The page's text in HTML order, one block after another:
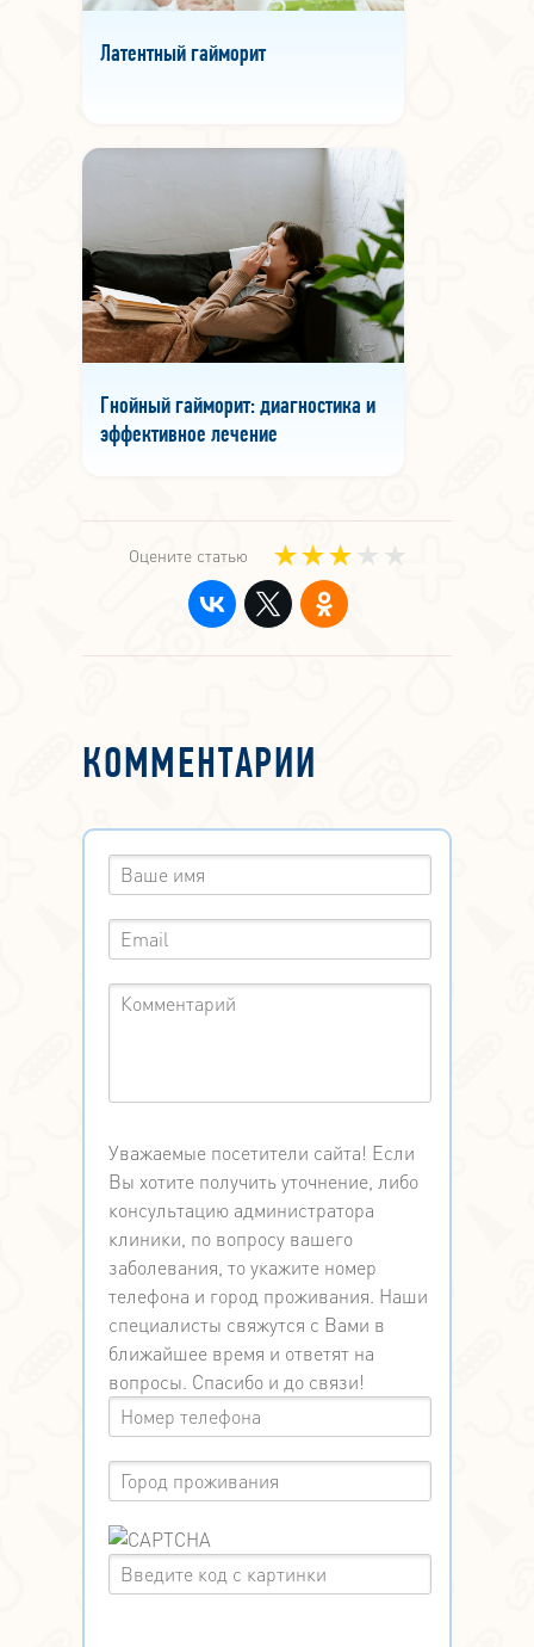
Латентный гайморит
Гнойный гайморит: диагностика и
эффективное лечение
Оцените статью
КОММЕНТАРИИ
Уважаемые посетители сайта! Если
Вы хотите получить уточнение, либо
консультацию администратора
клиники, по вопросу вашего
заболевания, то укажите номер
телефона и город проживания. Наши
специалисты свяжутся с Вами в
ближайшее время и ответят на
вопросы. Спасибо и до связи!